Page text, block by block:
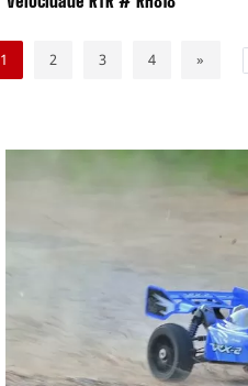
1 2 3 4 »